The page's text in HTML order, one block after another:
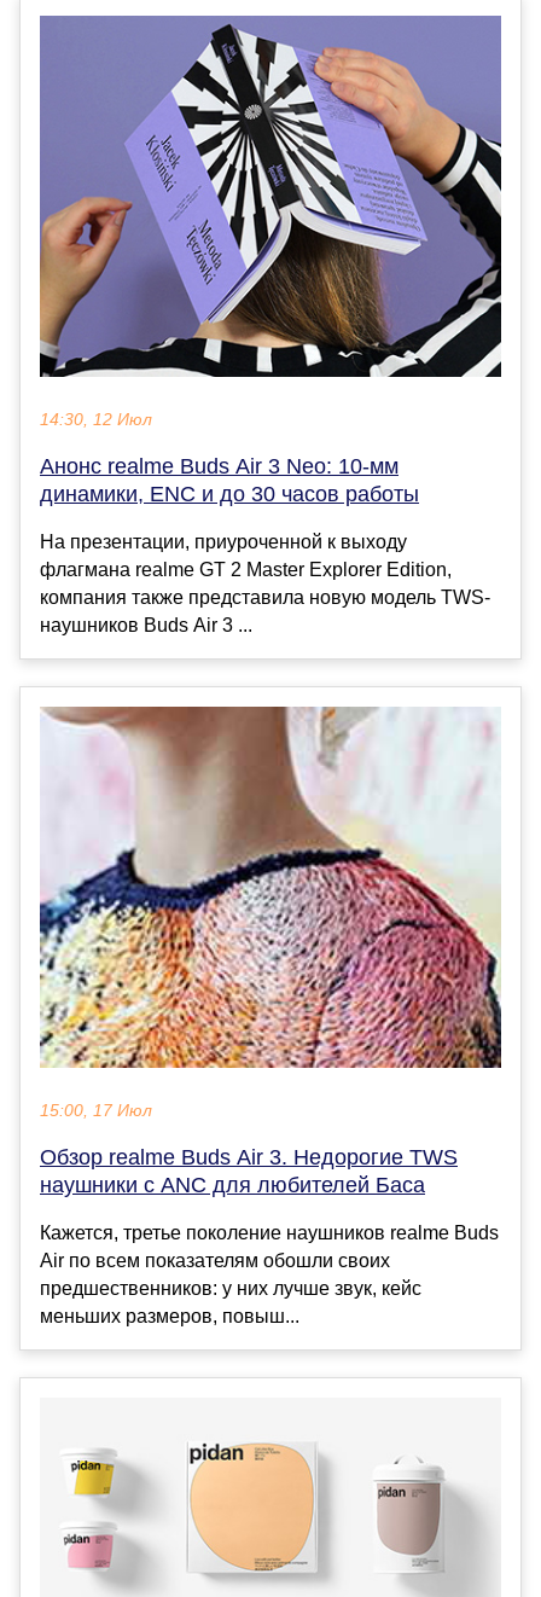
14:30, 12 Июл
Анонс realme Buds Air 3 Neo: 10-мм
динамики, ENC и до 30 часов работы
На презентации, приуроченной к выходу
флагмана realme GT 2 Master Explorer Edition,
компания также представила новую модель TWS-
наушников Buds Air 3 ...
15:00, 17 Июл
Обзор realme Buds Air 3. Недорогие TWS
наушники с ANC для любителей Баса
Кажется, третье поколение наушников realme Buds
Air по всем показателям обошли своих
предшественников: у них лучше звук, кейс
меньших размеров, повыш...